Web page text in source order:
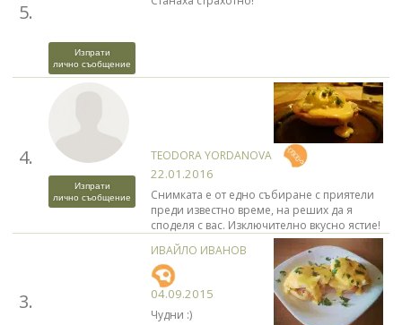
5.
Изпрати
лично съобщение
4.
Изпрати
лично съобщение
TEODORA YORDANOVA
22.01.2016
Снимката е от едно събиране с приятели
преди известно време, на реших да я
споделя с вас. Изключително вкусно ястие!
3.
ИВАЙЛО ИВАНОВ
04.09.2015
Чудни :)